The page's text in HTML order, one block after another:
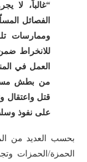
“غالباً، لا
الفصائل
وممارسات
للانخراط
العمل في
من بطش
قتل واعتقال
على نفوذ
بحسب العديد من
الحمزة/الحمزات